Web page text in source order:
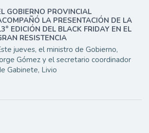
GOBIERNO PROVINCIAL
LA PRESENTACIÓN DE LA
EDICIÓN DEL BLACK FRIDAY EN EL
RESISTENCIA
jueves, el ministro de Gobierno,
Gómez y el secretario coordinador
Gabinete, Livio